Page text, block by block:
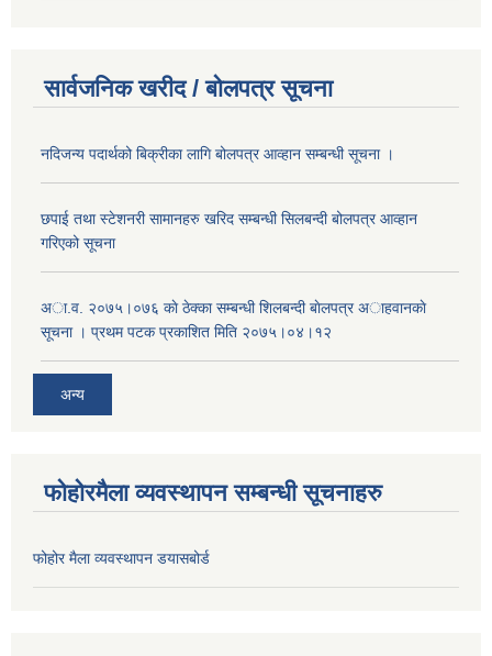
सार्वजनिक खरीद / बोलपत्र सूचना
नदिजन्य पदार्थको बिक्रीका लागि बोलपत्र आव्हान सम्बन्धी सूचना ।
छपाई तथा स्टेशनरी सामानहरु खरिद सम्बन्धी सिलबन्दी बोलपत्र आव्हान
गरिएको सूचना
अा.व. २०७५।०७६ काे ठेक्का सम्बन्धी शिलबन्दी बाेलपत्र अाहवानकाे
सूचना । प्रथम पटक प्रकाशित मिति २०७५।०४।१२
अन्य
फोहोरमैला व्यवस्थापन सम्बन्धी सूचनाहरु
फोहोर मैला व्यवस्थापन डयासबोर्ड